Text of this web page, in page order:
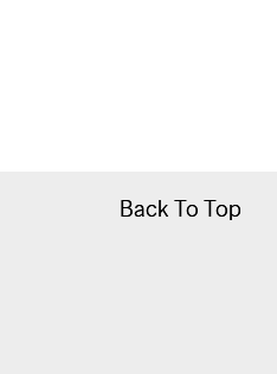
Back To Top
Back To Top